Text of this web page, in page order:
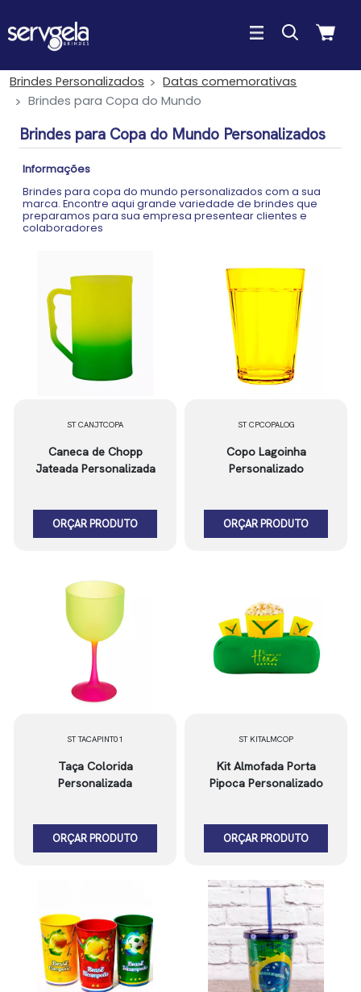
Brindes Personalizados
Datas comemorativas
Brindes para Copa do Mundo
Brindes para Copa do Mundo Personalizados
Informações
Brindes para copa do mundo personalizados com a sua
marca. Encontre aqui grande variedade de brindes que
preparamos para sua empresa presentear clientes e
colaboradores
ST CANJTCOPA
Caneca de Chopp
Jateada Personalizada
ORÇAR PRODUTO
ST CPCOPALOG
Copo Lagoinha
Personalizado
ORÇAR PRODUTO
ST TACAPINT01
Taça Colorida
Personalizada
ORÇAR PRODUTO
ST KITALMCOP
Kit Almofada Porta
Pipoca Personalizado
ORÇAR PRODUTO